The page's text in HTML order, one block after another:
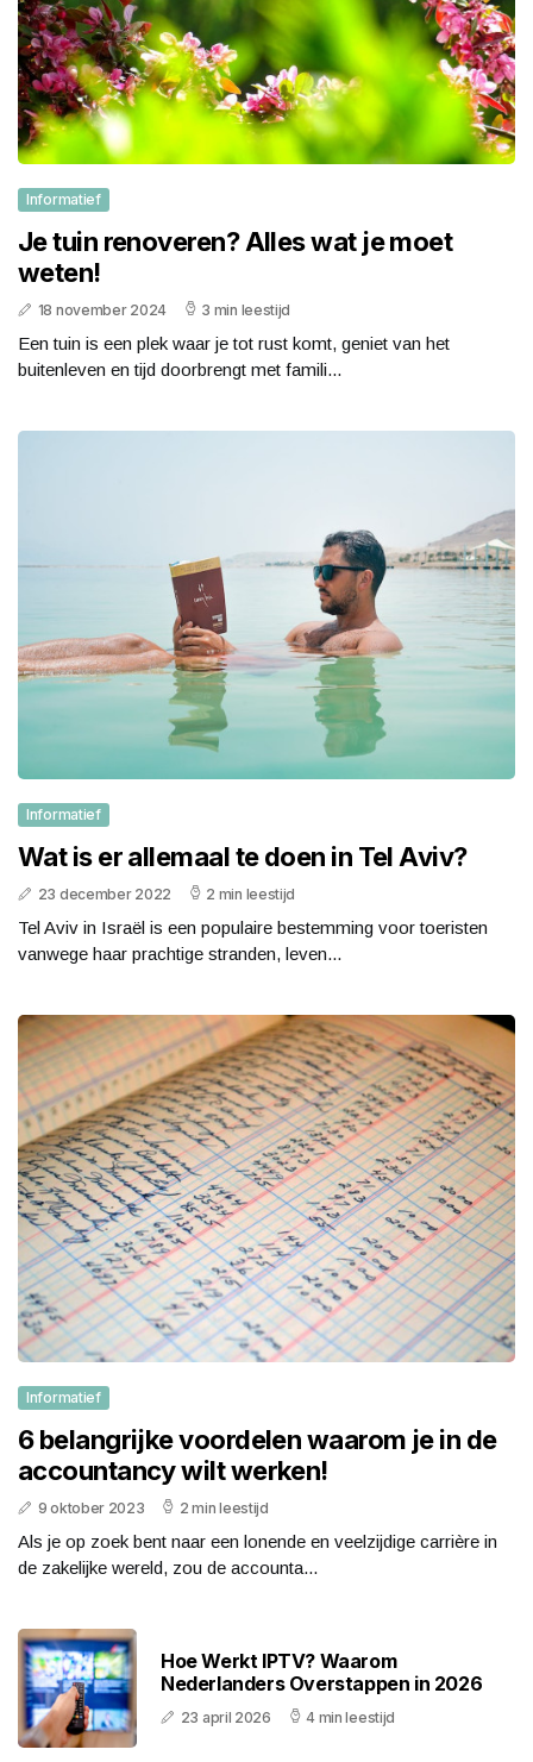
Informatief
Je tuin renoveren? Alles wat je moet
weten!
18 november 2024 3 min leestijd
Een tuin is een plek waar je tot rust komt, geniet van het
buitenleven en tijd doorbrengt met famili...
Informatief
Wat is er allemaal te doen in Tel Aviv?
23 december 2022 2 min leestijd
Tel Aviv in Israël is een populaire bestemming voor toeristen
vanwege haar prachtige stranden, leven...
Informatief
6 belangrijke voordelen waarom je in de
accountancy wilt werken!
9 oktober 2023 2 min leestijd
Als je op zoek bent naar een lonende en veelzijdige carrière in
de zakelijke wereld, zou de accounta...
Hoe Werkt IPTV? Waarom
Nederlanders Overstappen in 2026
23 april 2026 4 min leestijd